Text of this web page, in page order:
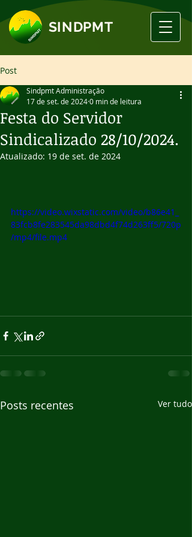
SINDPMT
Post
Festa do Servidor
Sindicalizado 28/10/2024.
Sindpmt Administração
17 de set. de 20240 min de leitura
Atualizado: 19 de set. de 2024
https://video.wixstatic.com/video/b86e41_
83fcb8fe283545da98dbd4f74d263ff5/720p
/mp4/file.mp4
Posts recentes Ver tudo